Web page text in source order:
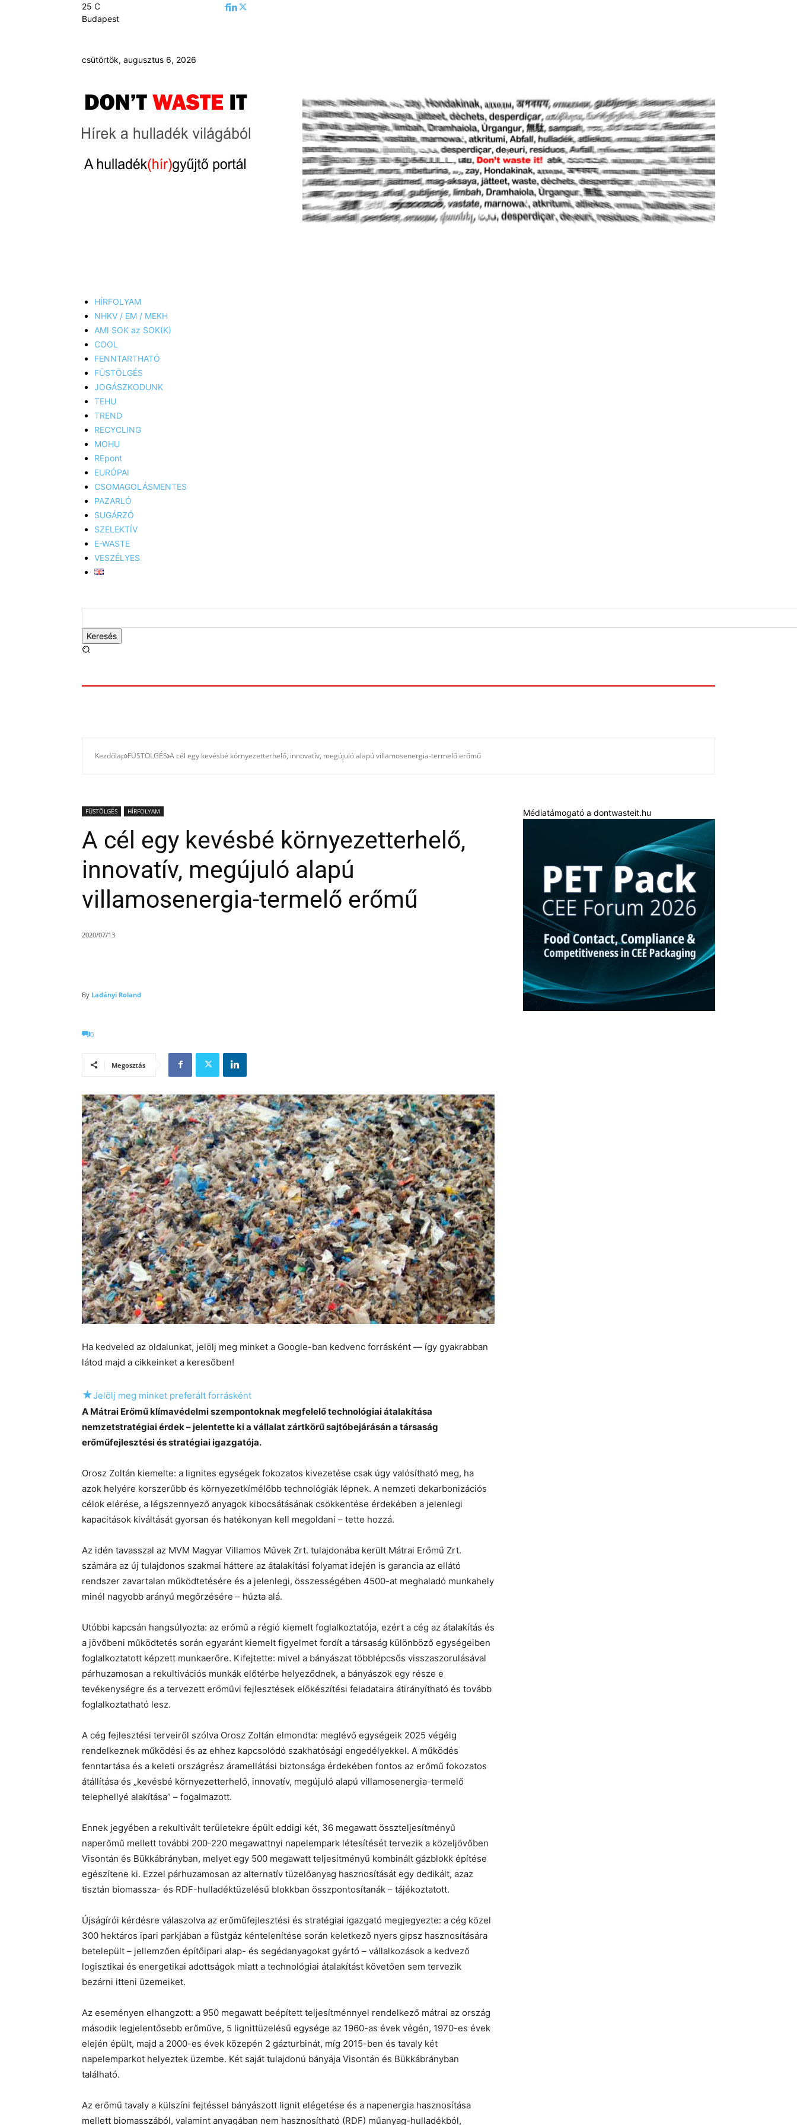
25 C
Budapest
csütörtök, augusztus 6, 2026
HÍRFOLYAM
NHKV / EM / MEKH
AMI SOK az SOK(K)
COOL
FENNTARTHATÓ
FÜSTÖLGÉS
JOGÁSZKODUNK
TEHU
TREND
RECYCLING
MOHU
REpont
EURÓPAI
CSOMAGOLÁSMENTES
PAZARLÓ
SUGÁRZÓ
SZELEKTÍV
E-WASTE
VESZÉLYES
Keresés
Kezdőlap FÜSTÖLGÉS A cél egy kevésbé környezetterhelő, innovatív, megújuló alapú villamosenergia-termelő erőmű
FÜSTÖLGÉS HÍRFOLYAM
A cél egy kevésbé környezetterhelő,
innovatív, megújuló alapú
villamosenergia-termelő erőmű
2020/07/13
By Ladányi Roland
0
Megosztás
Ha kedveled az oldalunkat, jelölj meg minket a Google-ban kedvenc forrásként — így gyakrabban
látod majd a cikkeinket a keresőben!
★Jelölj meg minket preferált forrásként
A Mátrai Erőmű klímavédelmi szempontoknak megfelelő technológiai átalakítása
nemzetstratégiai érdek – jelentette ki a vállalat zártkörű sajtóbejárásán a társaság
erőműfejlesztési és stratégiai igazgatója.
Orosz Zoltán kiemelte: a lignites egységek fokozatos kivezetése csak úgy valósítható meg, ha
azok helyére korszerűbb és környezetkímélőbb technológiák lépnek. A nemzeti dekarbonizációs
célok elérése, a légszennyező anyagok kibocsátásának csökkentése érdekében a jelenlegi
kapacitások kiváltását gyorsan és hatékonyan kell megoldani – tette hozzá.
Az idén tavasszal az MVM Magyar Villamos Művek Zrt. tulajdonába került Mátrai Erőmű Zrt.
számára az új tulajdonos szakmai háttere az átalakítási folyamat idején is garancia az ellátó
rendszer zavartalan működtetésére és a jelenlegi, összességében 4500-at meghaladó munkahely
minél nagyobb arányú megőrzésére – húzta alá.
Utóbbi kapcsán hangsúlyozta: az erőmű a régió kiemelt foglalkoztatója, ezért a cég az átalakítás és
a jövőbeni működtetés során egyaránt kiemelt figyelmet fordít a társaság különböző egységeiben
foglalkoztatott képzett munkaerőre. Kifejtette: mivel a bányászat többlépcsős visszaszorulásával
párhuzamosan a rekultivációs munkák előtérbe helyeződnek, a bányászok egy része e
tevékenységre és a tervezett erőművi fejlesztések előkészítési feladataira átirányítható és tovább
foglalkoztatható lesz.
A cég fejlesztési terveiről szólva Orosz Zoltán elmondta: meglévő egységeik 2025 végéig
rendelkeznek működési és az ehhez kapcsolódó szakhatósági engedélyekkel. A működés
fenntartása és a keleti országrész áramellátási biztonsága érdekében fontos az erőmű fokozatos
átállítása és „kevésbé környezetterhelő, innovatív, megújuló alapú villamosenergia-termelő
telephellyé alakítása” – fogalmazott.
Ennek jegyében a rekultivált területekre épült eddigi két, 36 megawatt összteljesítményű
naperőmű mellett további 200-220 megawattnyi napelempark létesítését tervezik a közeljövőben
Visontán és Bükkábrányban, melyet egy 500 megawatt teljesítményű kombinált gázblokk építése
egészítene ki. Ezzel párhuzamosan az alternatív tüzelőanyag hasznosítását egy dedikált, azaz
tisztán biomassza- és RDF-hulladéktüzelésű blokkban összpontosítanák – tájékoztatott.
Újságírói kérdésre válaszolva az erőműfejlesztési és stratégiai igazgató megjegyezte: a cég közel
300 hektáros ipari parkjában a füstgáz kéntelenítése során keletkező nyers gipsz hasznosítására
betelepült – jellemzően építőipari alap- és segédanyagokat gyártó – vállalkozások a kedvező
logisztikai és energetikai adottságok miatt a technológiai átalakítást követően sem tervezik
bezárni itteni üzemeiket.
Az eseményen elhangzott: a 950 megawatt beépített teljesítménnyel rendelkező mátrai az ország
második legjelentősebb erőműve, 5 lignittüzelésű egysége az 1960-as évek végén, 1970-es évek
elején épült, majd a 2000-es évek közepén 2 gázturbinát, míg 2015-ben és tavaly két
napelemparkot helyeztek üzembe. Két saját tulajdonú bányája Visontán és Bükkábrányban
található.
Az erőmű tavaly a külszíni fejtéssel bányászott lignit elégetése és a napenergia hasznosítása
mellett biomasszából, valamint anyagában nem hasznosítható (RDF) műanyag-hulladékból,
Médiatámogató a dontwasteit.hu